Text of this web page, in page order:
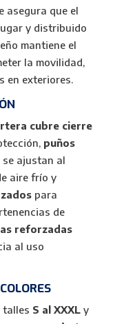
asegura que el
y distribuido
mantiene el
la movilidad,
en exteriores.
cubre cierre
puños
ajustan al
aire frío y
para
de
reforzadas
al uso
talles S al XXXLy